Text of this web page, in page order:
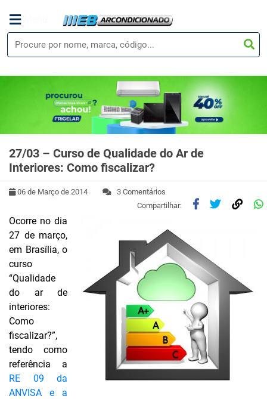
27/03 – Curso de Qualidade do Ar de
Interiores: Como fiscalizar?
06 de Março de 2014
3 Comentários
Compartilhar:
Ocorre no dia
27 de março,
em Brasília, o
curso
“Qualidade
do ar de
interiores:
Como
fiscalizar?”,
tendo como
referência a
RE 09 da
ANVISA e a